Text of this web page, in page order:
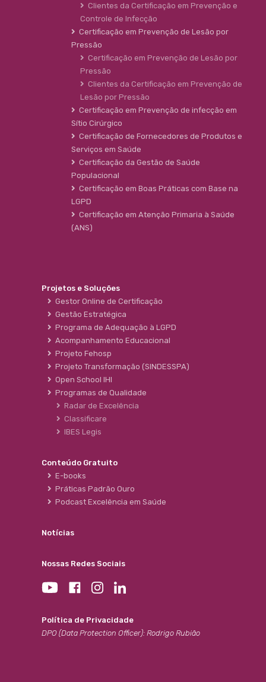
Clientes da Certificação em Prevenção e
Controle de Infecção
Certificação em Prevenção de Lesão por
Pressão
Certificação em Prevenção de Lesão por
Pressão
Clientes da Certificação em Prevenção de
Lesão por Pressão
Certificação em Prevenção de infecção em
Sítio Cirúrgico
Certificação de Fornecedores de Produtos e
Serviços em Saúde
Certificação da Gestão de Saúde
Populacional
Certificação em Boas Práticas com Base na
LGPD
Certificação em Atenção Primaria à Saúde
(ANS)
Projetos e Soluções
Gestor Online de Certificação
Gestão Estratégica
Programa de Adequação à LGPD
Acompanhamento Educacional
Projeto Fehosp
Projeto Transformação (SINDESSPA)
Open School IHI
Programas de Qualidade
Radar de Excelência
Classificare
IBES Legis
Conteúdo Gratuito
E-books
Práticas Padrão Ouro
Podcast Excelência em Saúde
Notícias
Nossas Redes Sociais
Política de Privacidade
DPO (Data Protection Officer): Rodrigo Rubião